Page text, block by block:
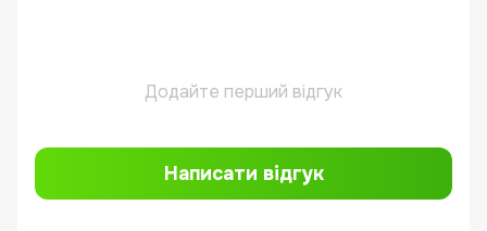
Додайте перший відгук
Написати відгук